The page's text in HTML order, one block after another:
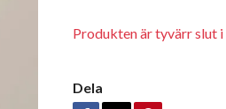
Produkten är tyvärr slut i
Dela